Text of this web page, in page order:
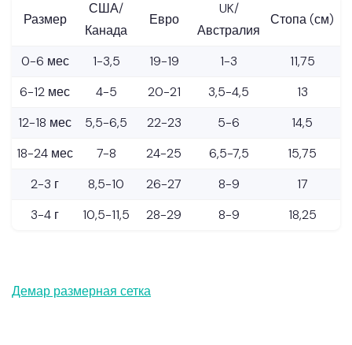
Размер
США/
Канада
Евро
UK/
Австралия
Стопа (см)
0-6 мес 1-3,5 19-19 1-3
11,75
6-12 мес
4-5 20-21 3,5-4,5
13
12-18 мес
5,5-6,5 22-23 5-6
14,5
18-24 мес
7-8 24-25 6,5-7,5
15,75
2-3 г
8,5-10 26-27 8-9
17
3-4 г
10,5-11,5 28-29 8-9 18,25
Демар размерная сетка